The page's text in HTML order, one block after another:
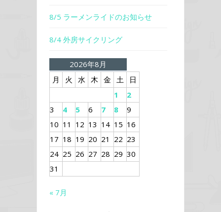
8/5 ラーメンライドのお知らせ
8/4 外房サイクリング
2026年8月
月
火 水 木 金 土
日
1
2
3
4 5 6 7 8
9
10 11 12 13 14 15 16
17 18 19 20 21 22 23
24 25 26 27 28 29 30
31
« 7月